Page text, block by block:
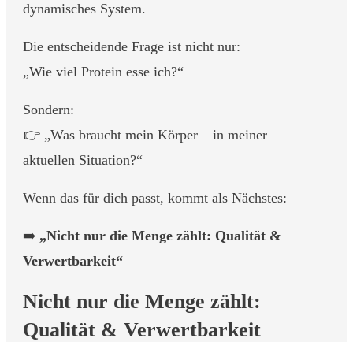
dynamisches System.
Die entscheidende Frage ist nicht nur:
„Wie viel Protein esse ich?“
Sondern:
👉 „Was braucht mein Körper – in meiner
aktuellen Situation?“
Wenn das für dich passt, kommt als Nächstes:
➡️ „Nicht nur die Menge zählt: Qualität &
Verwertbarkeit“
Nicht nur die Menge zählt:
Qualität & Verwertbarkeit